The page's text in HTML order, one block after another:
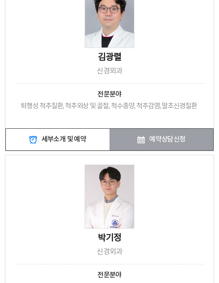
김광렬
신경외과
전문분야
퇴행성 척추질환, 척추외상 및 골절, 척수종양, 척추감염, 말초신경질환
세부소개 및 예약 예약상담신청
박기정
신경외과
전문분야